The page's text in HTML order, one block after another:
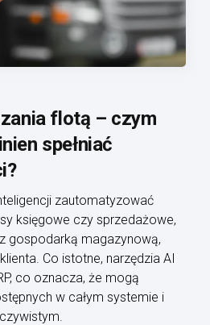
flotą – czym
spełniać
zautomatyzować
księgowe czy sprzedażowe,
gospodarką magazynową,
Co istotne, narzędzia AI
co oznacza, że mogą
w całym systemie i